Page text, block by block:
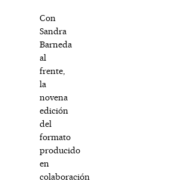
Con
Sandra
Barneda
al
frente,
la
novena
edición
del
formato
producido
en
colaboración